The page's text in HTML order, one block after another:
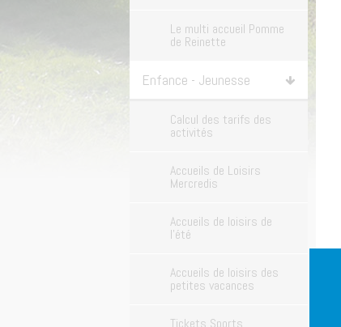
Le multi accueil Pomme
de Reinette
Enfance - Jeunesse
Calcul des tarifs des
activités
Accueils de Loisirs
Mercredis
Accueils de loisirs de
l'été
Accueils de loisirs des
petites vacances
Tickets Sports